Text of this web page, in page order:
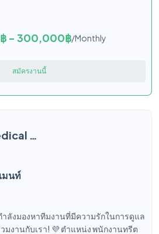
- 300,000฿/Monthly
สมัครงานนี้
Apex Medical Center
มนท์
ำลังมองหาทีมงานที่มีความรักในการดูแล
ตำแหน่ง พนักงานทรีต